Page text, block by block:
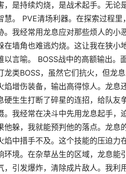
是持续灼烧，是战术起手。无论
。 PVE清场利器。在探索过程
。我经常用龙息应对那些烦人的小
墙角也难逃灼烧。这让我在狭小
言喻。 BOSS战中的高额输出。
龙类BOSS，虽然它们抗火，但龙
增伤装备，输出高得惊人。龙息
生生打断了碎星的连招，给队友
我经常在决斗中先用龙息起手，
他躲，我就能预判他的落点。龙
焰中措手不及。这个技能的压迫
境。在杂草丛生的区域，龙息能
，引发爆炸，清除成片敌人。我利